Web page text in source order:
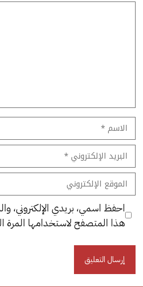
الاسم
البريد
الإلكتروني
الموقع
الإلكتروني
احفظ اسمي، بريدي الإلكتروني،
هذا المتصفح لاستخدامها المرة